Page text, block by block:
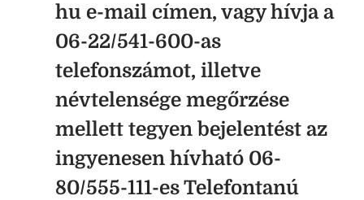
hu e-mail címen, vagy hívja a
06-22/541-600-as
telefonszámot, illetve
névtelensége megőrzése
mellett tegyen bejelentést az
ingyenesen hívható 06-
80/555-111-es Telefontanú